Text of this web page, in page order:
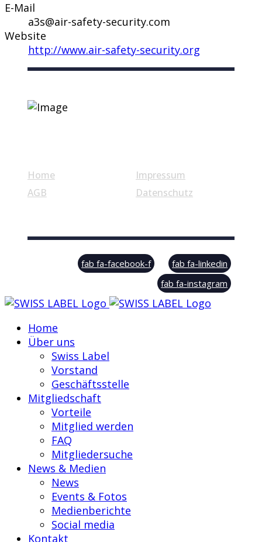
E-Mail
a3s@air-safety-security.com
Website
http://www.air-safety-security.org
Home
AGB
Impressum
Datenschutz
© Swiss Label, All rights reserved
fab fa-facebook-f
fab fa-linkedin
fab fa-instagram
Home
Über uns
Swiss Label
Vorstand
Geschäftsstelle
Mitgliedschaft
Vorteile
Mitglied werden
FAQ
Mitgliedersuche
News & Medien
News
Events & Fotos
Medienberichte
Social media
Kontakt